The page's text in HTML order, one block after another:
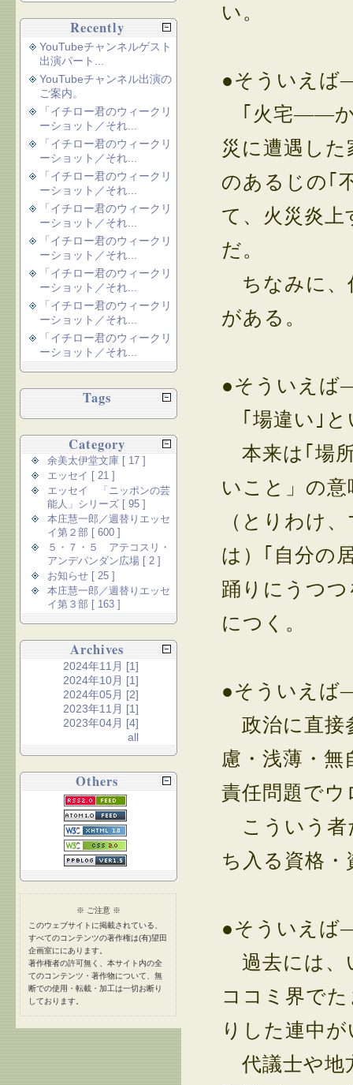
い。
●そういえ
｢火宅――か
災に遭遇し
のあるじの｢
て、火災炎
だ。
ちなみに、
がある。
●そういえ
｢場違い｣と
本来は｢場
いこと」の
（とりわけ
は）｢自分の
踊りにうつ
につく。
●そういえ
政治に直接
慮・浅薄・
責任問題で
こういう者
ち入る資格
●そういえ
過去には、
ココミ界で
りした連中
代議士や地
Recently
YouTubeチャンネルゲスト
出演パート...
YouTubeチャンネル出演の
ご案内。
「イチロー君のウィークリ
ーショット／それ...
「イチロー君のウィークリ
ーショット／それ...
「イチロー君のウィークリ
ーショット／それ...
「イチロー君のウィークリ
ーショット／それ...
「イチロー君のウィークリ
ーショット／それ...
「イチロー君のウィークリ
ーショット／それ...
「イチロー君のウィークリ
ーショット／それ...
「イチロー君のウィークリ
ーショット／それ...
Tags
Category
余美太伊堂文庫 [ 17 ]
エッセイ [ 21 ]
エッセイ 「ニッポンの芸
能人」シリーズ [ 95 ]
本庄慧一郎／週替りエッセ
イ第２部 [ 600 ]
５・７・５ アテコスリ・
アンデパンダン広場 [ 2 ]
お知らせ [ 25 ]
本庄慧一郎／週替りエッセ
イ第３部 [ 163 ]
Archives
2024年11月 [1]
2024年10月 [1]
2024年05月 [2]
2023年11月 [1]
2023年04月 [4]
all
Others
※ ご注意 ※
このウェブサイトに掲載されている、
すべてのコンテンツの著作権は(有)望田
企画室ににあります。
著作権者の許可無く、本サイト内の全
てのコンテンツ・著作物について、無
断での使用・転載・加工は一切お断り
しております。